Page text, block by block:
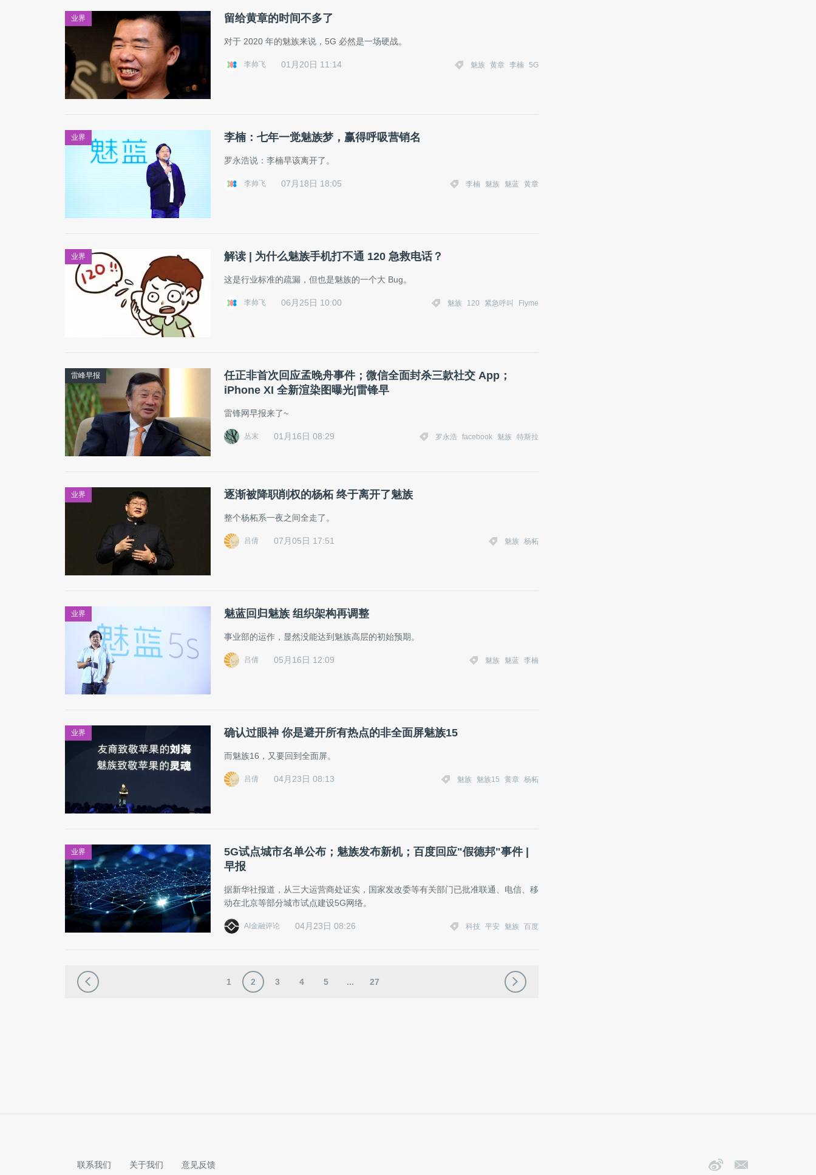
业界 留给黄章的时间不多了
对于 2020 年的魅族来说，5G 必然是一场硬战。
李帅飞 01月20日 11:14 魅族 黄章 李楠 5G
业界 李楠：七年一觉魅族梦，赢得呼吸营销名
罗永浩说：李楠早该离开了。
李帅飞 07月18日 18:05 李楠 魅族 魅蓝 黄章
业界 解读 | 为什么魅族手机打不通 120 急救电话？
这是行业标准的疏漏，但也是魅族的一个大 Bug。
李帅飞 06月25日 10:00 魅族 120 紧急呼叫 Flyme
雷峰早报
任正非首次回应孟晚舟事件；微信全面封杀三款社交 App；
iPhone XI 全新渲染图曝光|雷锋早
雷锋网早报来了~
丛末 01月16日 08:29 罗永浩 facebook 魅族 特斯拉
业界 逐渐被降职削权的杨柘 终于离开了魅族
整个杨柘系一夜之间全走了。
吕倩 07月05日 17:51 魅族 杨柘
业界 魅蓝回归魅族 组织架构再调整
事业部的运作，显然没能达到魅族高层的初始预期。
吕倩 05月16日 12:09 魅族 魅蓝 李楠
业界 确认过眼神 你是避开所有热点的非全面屏魅族15
而魅族16，又要回到全面屏。
吕倩 04月23日 08:13 魅族 魅族15 黄章 杨柘
业界
5G试点城市名单公布；魅族发布新机；百度回应"假德邦"事件 |
早报
据新华社报道，从三大运营商处证实，国家发改委等有关部门已批准联通、电信、移
动在北京等部分城市试点建设5G网络。
AI金融评论 04月23日 08:26 科技 平安 魅族 百度
1 2 3 4 5 ... 27
联系我们 关于我们 意见反馈